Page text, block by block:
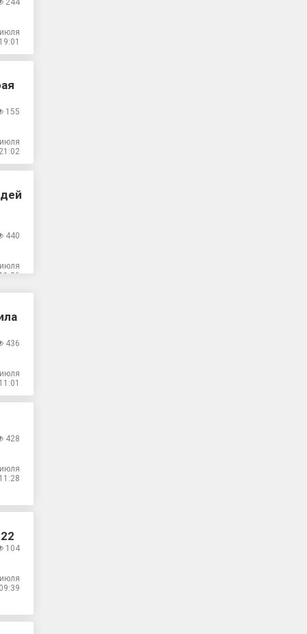
244
19:01
155
21:02
440
436
11:01
428
11:28
104
09:39